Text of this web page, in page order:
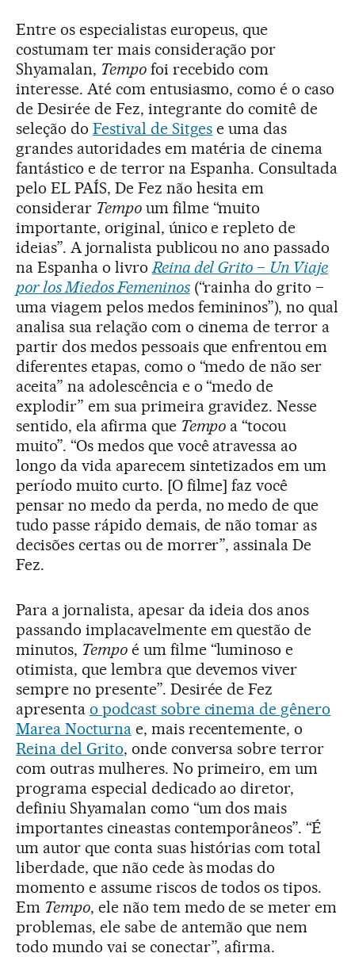
Entre os especialistas europeus, que
costumam ter mais consideração por
Shyamalan, Tempofoi recebido com
interesse. Até com entusiasmo, como é o caso
de Desirée de Fez, integrante do comitê de
seleção do Festival de Sitges e uma das
grandes autoridades em matéria de cinema
fantástico e de terror na Espanha. Consultada
pelo EL PAÍS, De Fez não hesita em
considerar Tempoum filme “muito
importante, original, único e repleto de
ideias”. A jornalista publicou no ano passado
na Espanha o livro Reina del Grito − Un Viaje
por los Miedos Femeninos(“rainha do grito −
uma viagem pelos medos femininos”), no qual
analisa sua relação com o cinema de terror a
partir dos medos pessoais que enfrentou em
diferentes etapas, como o “medo de não ser
aceita” na adolescência e o “medo de
explodir” em sua primeira gravidez. Nesse
sentido, ela afirma que Tempo a “tocou
muito”. “Os medos que você atravessa ao
longo da vida aparecem sintetizados em um
período muito curto. [O filme] faz você
pensar no medo da perda, no medo de que
tudo passe rápido demais, de não tomar as
decisões certas ou de morrer”, assinala De
Fez.
Para a jornalista, apesar da ideia dos anos
passando implacavelmente em questão de
minutos, Tempoé um filme “luminoso e
otimista, que lembra que devemos viver
sempre no presente”. Desirée de Fez
apresenta o podcast sobre cinema de gênero
Marea Nocturnae, mais recentemente, o
Reina del Grito, onde conversa sobre terror
com outras mulheres. No primeiro, em um
programa especial dedicado ao diretor,
definiu Shyamalan como “um dos mais
importantes cineastas contemporâneos”. “É
um autor que conta suas histórias com total
liberdade, que não cede às modas do
momento e assume riscos de todos os tipos.
Em Tempo, ele não tem medo de se meter em
problemas, ele sabe de antemão que nem
todo mundo vai se conectar”, afirma.